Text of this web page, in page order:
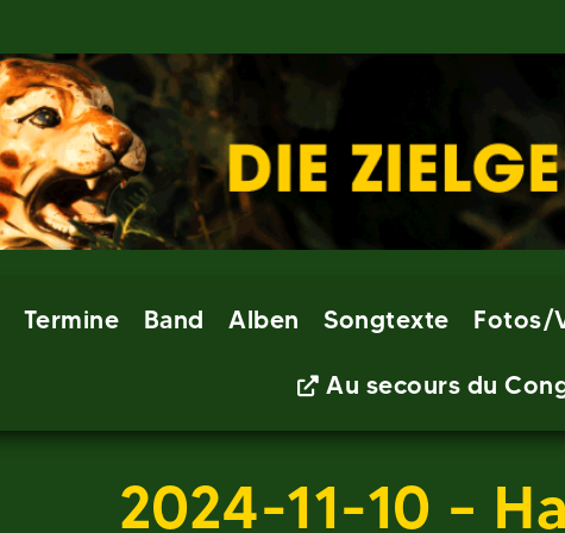
Termine Band Alben Songtexte Fotos/
Au secours du
2024-11-10 –